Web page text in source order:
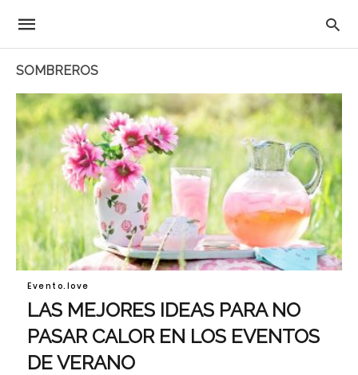
SOMBREROS
Evento.love
LAS MEJORES IDEAS PARA NO
PASAR CALOR EN LOS EVENTOS
DE VERANO